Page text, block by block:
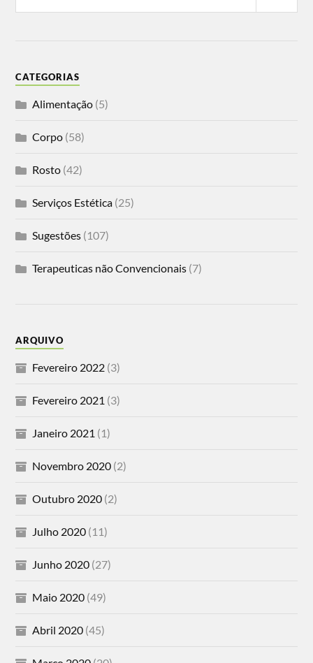
CATEGORIAS
Alimentação (5)
Corpo (58)
Rosto (42)
Serviços Estética (25)
Sugestões (107)
Terapeuticas não Convencionais (7)
ARQUIVO
Fevereiro 2022 (3)
Fevereiro 2021 (3)
Janeiro 2021 (1)
Novembro 2020 (2)
Outubro 2020 (2)
Julho 2020 (11)
Junho 2020 (27)
Maio 2020 (49)
Abril 2020 (45)